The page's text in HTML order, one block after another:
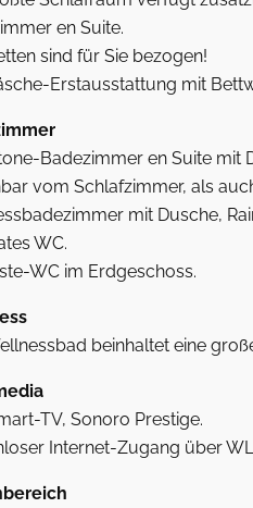
en Suite.
sind für Sie bezogen!
Erstausstattung mit
Badezimmer en Suite mit
vom Schlafzimmer, als
mit Dusche,
WC.
WC im Erdgeschoss.
beinhaltet eine
TV, Sonoro Prestige.
Internet-Zugang über